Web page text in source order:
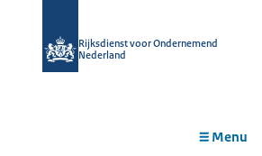
Rijksdienst voor Ondernemend
Nederland
Menu